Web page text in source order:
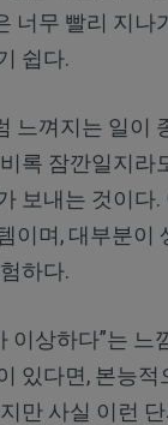
너무 빨리 지나
쉽다.
느껴지는 일이
록 잠깐일지라
보내는 것이다
이며, 대부분이
하다.
이상하다”는 느
있다면, 본능
만 사실 이런